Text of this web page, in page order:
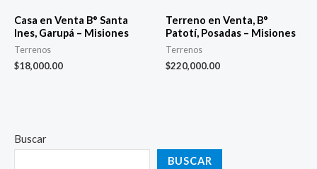
Buscar
BUSCAR
Casa en Venta B° Santa
Ines, Garupá – Misiones
Terrenos
$18,000.00
Terreno en Venta, B°
Patotí, Posadas – Misiones
Terrenos
$220,000.00